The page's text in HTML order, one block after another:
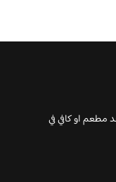
مطعم او كافي في